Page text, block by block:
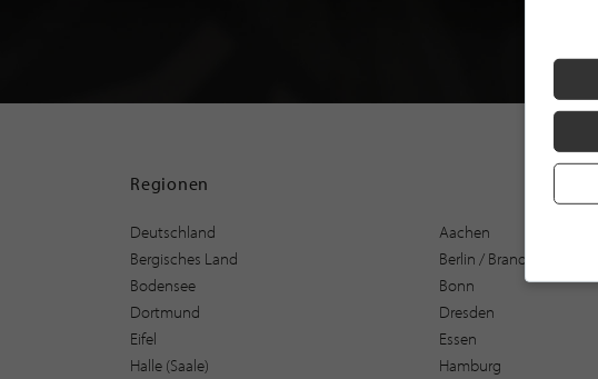
Regionen
Deutschland Aachen
Bergisches Land
Berlin / Brandenburg
Bodensee
Bonn
Dortmund
Dresden
Eifel
Essen
Halle (Saale)
Hamburg